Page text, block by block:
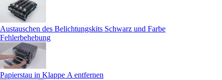
Austauschen des Belichtungskits Schwarz und Farbe
Fehlerbehebung
Papierstau in Klappe A entfernen